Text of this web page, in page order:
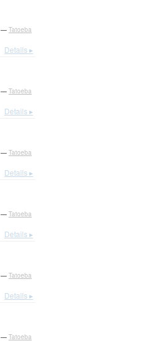
— Tatoeba
Details ▸
— Tatoeba
Details ▸
— Tatoeba
Details ▸
— Tatoeba
Details ▸
— Tatoeba
Details ▸
— Tatoeba